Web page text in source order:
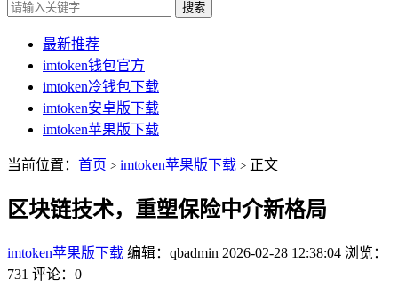
搜索
最新推荐
imtoken钱包官方
imtoken冷钱包下载
imtoken安卓版下载
imtoken苹果版下载
当前位置： 首页 > imtoken苹果版下载 > 正文
区块链技术，重塑保险中介新格局
imtoken苹果版下载 编辑：qbadmin 2026-02-28 12:38:04 浏览：
731 评论：0